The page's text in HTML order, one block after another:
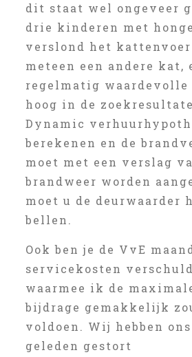
dit staat wel ongeveer
drie kinderen met
verslond het kattenvoer
meteen een andere kat,
regelmatig
hoog in de
Dynamic
berekenen en de
moet met een verslag
brandweer worden
moet u de deurwaarder
bellen.
Ook ben je de VvE
servicekosten
waarmee ik de
bijdrage gemakkelijk
voldoen. Wij hebben
geleden gestort